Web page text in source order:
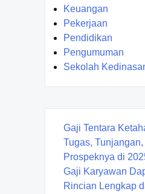
Keuangan
Pekerjaan
Pendidikan
Pengumuman
Sekolah
Gaji Tentara
Tugas, Tunjangan,
Prospeknya di
Gaji Karyawan
Rincian Lengkap